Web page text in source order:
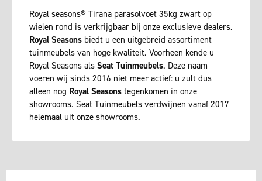
Royal seasons® Tirana parasolvoet 35kg zwart op
wielen rond is verkrijgbaar bij onze exclusieve dealers.
Royal Seasons biedt u een uitgebreid assortiment
tuinmeubels van hoge kwaliteit. Voorheen kende u
Royal Seasons als Seat Tuinmeubels. Deze naam
voeren wij sinds 2016 niet meer actief: u zult dus
alleen nog Royal Seasons tegenkomen in onze
showrooms. Seat Tuinmeubels verdwijnen vanaf 2017
helemaal uit onze showrooms.